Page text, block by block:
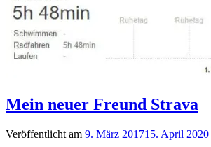
Mein neuer Freund Strava
Veröffentlicht am 9. März 201715. April 2020